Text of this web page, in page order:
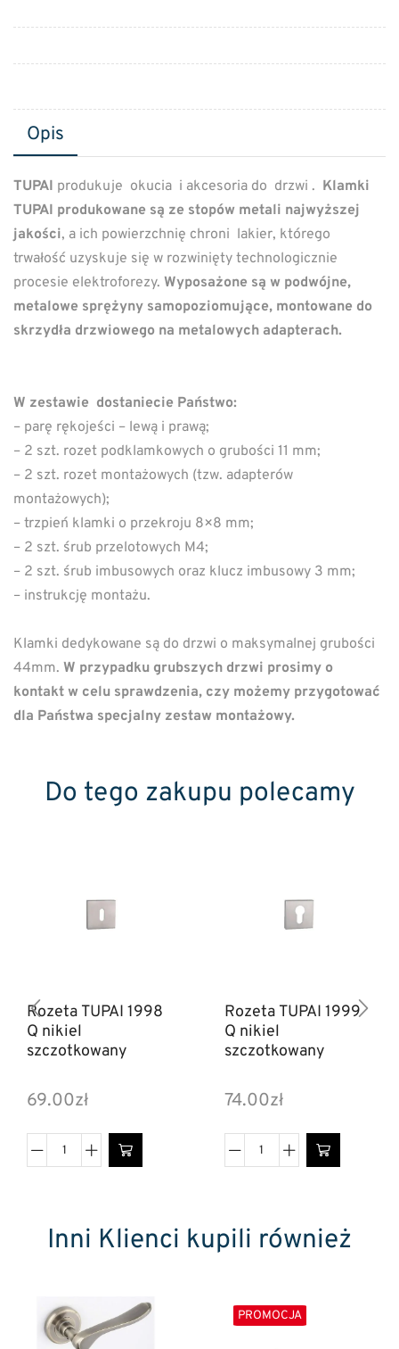
Opis
TUPAI produkuje okucia i akcesoria do drzwi . Klamki
TUPAI produkowane są ze stopów metali najwyższej
jakości, a ich powierzchnię chroni lakier, którego
trwałość uzyskuje się w rozwinięty technologicznie
procesie elektroforezy. Wyposażone są w podwójne,
metalowe sprężyny samopoziomujące, montowane do
skrzydła drzwiowego na metalowych adapterach.
W zestawie dostaniecie Państwo:
– parę rękojeści – lewą i prawą;
– 2 szt. rozet podklamkowych o grubości 11 mm;
– 2 szt. rozet montażowych (tzw. adapterów
montażowych);
– trzpień klamki o przekroju 8×8 mm;
– 2 szt. śrub przelotowych M4;
– 2 szt. śrub imbusowych oraz klucz imbusowy 3 mm;
– instrukcję montażu.
Klamki dedykowane są do drzwi o maksymalnej grubości
44mm. W przypadku grubszych drzwi prosimy o
kontakt w celu sprawdzenia, czy możemy przygotować
dla Państwa specjalny zestaw montażowy.
Do tego zakupu polecamy
Rozeta TUPAI 1998
Q nikiel
szczotkowany
69.00zł
Rozeta TUPAI 1999
Q nikiel
szczotkowany
74.00zł
Inni Klienci kupili również
PROMOCJA